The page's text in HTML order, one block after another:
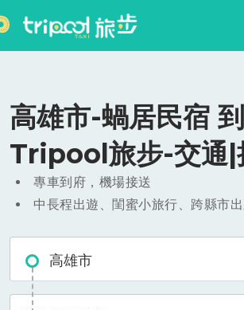
高雄市-蝸居民宿
Tripool旅步-交通|
專車到府，機場接送
中長程出遊、閨蜜小旅行、跨縣市
高雄市